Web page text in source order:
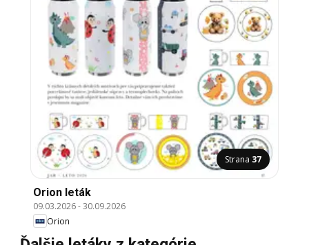
Strana 37
Orion leták
09.03.2026-30.09.2026
Orion